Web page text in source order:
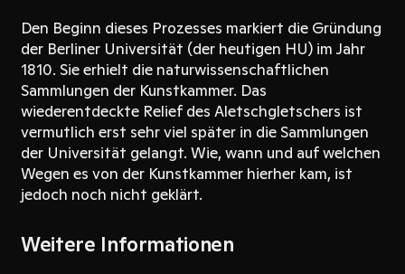
Den Beginn dieses Prozesses markiert die Gründung
der Berliner Universität (der heutigen HU) im Jahr
1810. Sie erhielt die naturwissenschaftlichen
Sammlungen der Kunstkammer. Das
wiederentdeckte Relief des Aletschgletschers ist
vermutlich erst sehr viel später in die Sammlungen
der Universität gelangt. Wie, wann und auf welchen
Wegen es von der Kunstkammer hierher kam, ist
jedoch noch nicht geklärt.
Weitere Informationen